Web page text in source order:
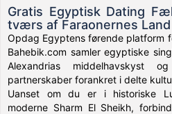
Gratis Egyptisk Dating
tværs af Faraonernes Land
Opdag Egyptens førende platform
Bahebik.com samler egyptiske
Alexandrias middelhavskyst
partnerskaber forankret i delte
Uanset om du er i historiske
moderne Sharm El Sheikh,